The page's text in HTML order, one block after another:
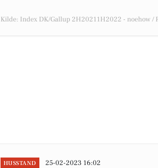
Kilde: Index DK/Gallup 2H20211H2022 - noehow /
HUSSTAND 25-02-2023 16:02